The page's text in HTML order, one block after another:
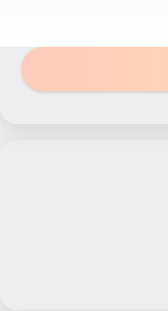
الكهرباء
في هذا